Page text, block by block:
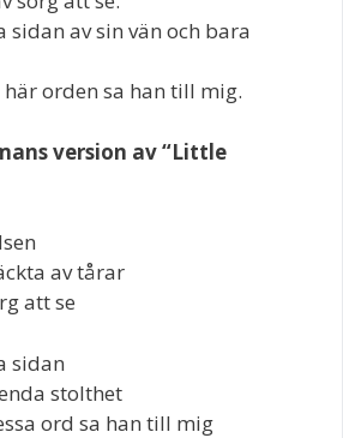
sidan av sin vän och bara
orden sa han till mig.
version av “Little
av tårar
att se
sidan
stolthet
ord sa han till mig